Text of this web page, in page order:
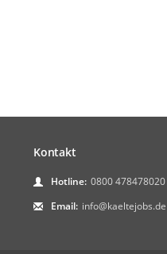
Kontakt
Hotline: 0800 478478020
Email: info@kaeltejobs.de